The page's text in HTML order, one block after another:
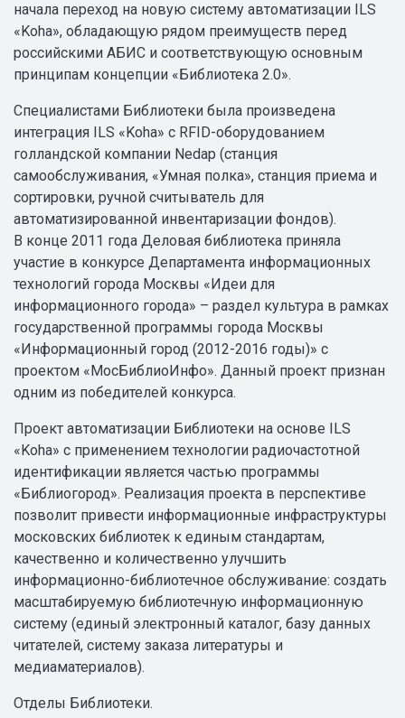
начала переход на новую систему автоматизации ILS
«Koha», обладающую рядом преимуществ перед
российскими АБИС и соответствующую основным
принципам концепции «Библиотека 2.0».
Специалистами Библиотеки была произведена
интеграция ILS «Koha» с RFID-оборудованием
голландской компании Nedap (станция
самообслуживания, «Умная полка», станция приема и
сортировки, ручной считыватель для
автоматизированной инвентаризации фондов).
В конце 2011 года Деловая библиотека приняла
участие в конкурсе Департамента информационных
технологий города Москвы «Идеи для
информационного города» – раздел культура в рамках
государственной программы города Москвы
«Информационный город (2012-2016 годы)» с
проектом «МосБиблиоИнфо». Данный проект признан
одним из победителей конкурса.
Проект автоматизации Библиотеки на основе ILS
«Koha» с применением технологии радиочастотной
идентификации является частью программы
«Библиогород». Реализация проекта в перспективе
позволит привести информационные инфраструктуры
московских библиотек к единым стандартам,
качественно и количественно улучшить
информационно-библиотечное обслуживание: создать
масштабируемую библиотечную информационную
систему (единый электронный каталог, базу данных
читателей, систему заказа литературы и
медиаматериалов).
Отделы Библиотеки.